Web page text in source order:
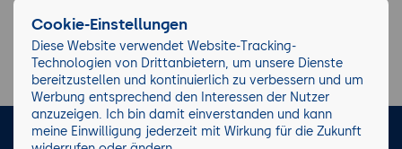
LinkedIn Facebook
Cookie-Einstellungen
Diese Website verwendet Website-Tracking-
Technologien von Drittanbietern, um unsere Dienste
bereitzustellen und kontinuierlich zu verbessern und um
Werbung entsprechend den Interessen der Nutzer
anzuzeigen. Ich bin damit einverstanden und kann
meine Einwilligung jederzeit mit Wirkung für die Zukunft